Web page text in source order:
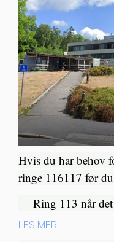
Hvis du har behov
ringe 116117 før
Ring 113 når
LES MER!